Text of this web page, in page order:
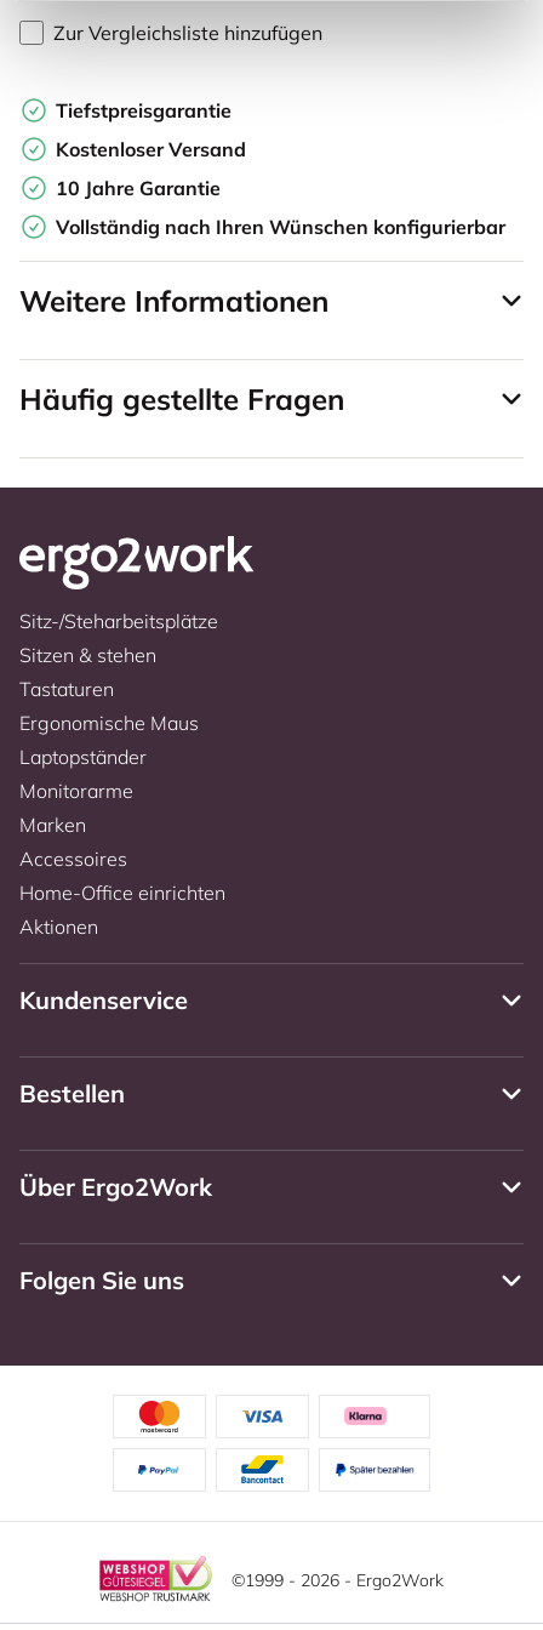
Zur Vergleichsliste hinzufügen
Tiefstpreisgarantie
Kostenloser Versand
10 Jahre Garantie
Vollständig nach Ihren Wünschen konfigurierbar
Weitere Informationen
Häufig gestellte Fragen
Sitz-/Steharbeitsplätze
Sitzen & stehen
Tastaturen
Ergonomische Maus
Laptopständer
Monitorarme
Marken
Accessoires
Home-Office einrichten
Aktionen
Kundenservice
Bestellen
Über Ergo2Work
Folgen Sie uns
©1999 - 2026 - Ergo2Work